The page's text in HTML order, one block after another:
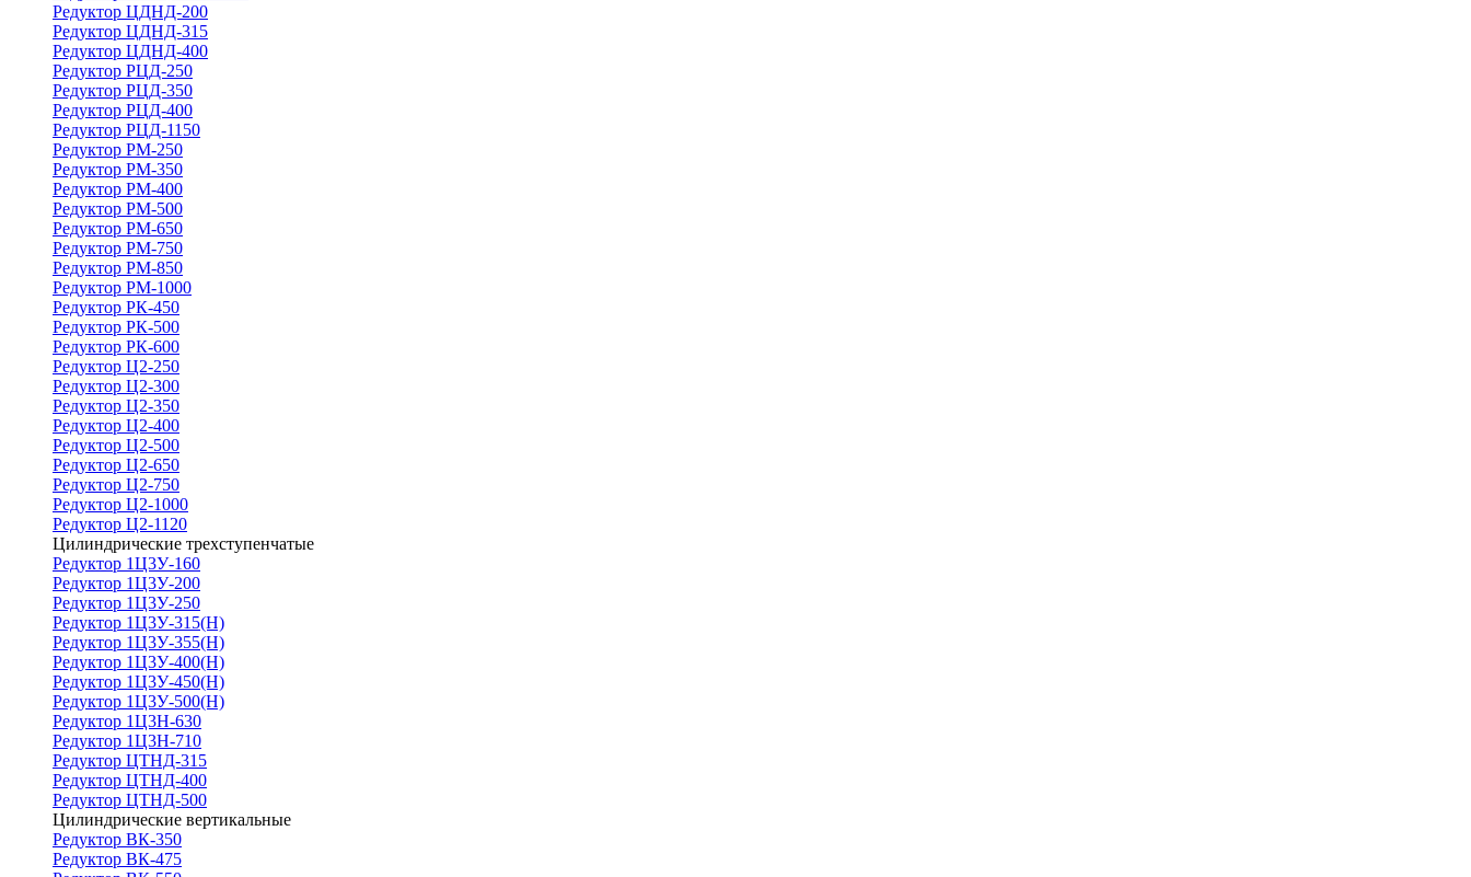
Редуктор ЦДНД-200
Редуктор ЦДНД-315
Редуктор ЦДНД-400
Редуктор РЦД-250
Редуктор РЦД-350
Редуктор РЦД-400
Редуктор РЦД-1150
Редуктор РМ-250
Редуктор РМ-350
Редуктор РМ-400
Редуктор РМ-500
Редуктор РМ-650
Редуктор РМ-750
Редуктор РМ-850
Редуктор РМ-1000
Редуктор РК-450
Редуктор РК-500
Редуктор РК-600
Редуктор Ц2-250
Редуктор Ц2-300
Редуктор Ц2-350
Редуктор Ц2-400
Редуктор Ц2-500
Редуктор Ц2-650
Редуктор Ц2-750
Редуктор Ц2-1000
Редуктор Ц2-1120
Цилиндрические трехступенчатые
Редуктор 1Ц3У-160
Редуктор 1Ц3У-200
Редуктор 1Ц3У-250
Редуктор 1Ц3У-315(Н)
Редуктор 1Ц3У-355(Н)
Редуктор 1Ц3У-400(Н)
Редуктор 1Ц3У-450(Н)
Редуктор 1Ц3У-500(Н)
Редуктор 1Ц3Н-630
Редуктор 1Ц3Н-710
Редуктор ЦТНД-315
Редуктор ЦТНД-400
Редуктор ЦТНД-500
Цилиндрические вертикальные
Редуктор ВК-350
Редуктор ВК-475